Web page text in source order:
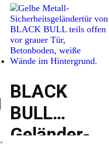
BLACK
BULL
Geländer-